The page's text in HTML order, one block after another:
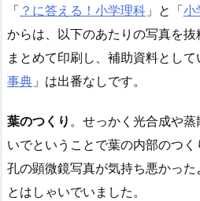
「 ？に答える！小学理科 」と「小
からは、以下のあたりの写真を
まとめて印刷し、補助資料として
事典 」は出番なしです。
葉のつくり 。せっかく光合成や
いでということで葉の内部のつ
孔の顕微鏡写真が気持ち悪かった
とはしゃいでいました。